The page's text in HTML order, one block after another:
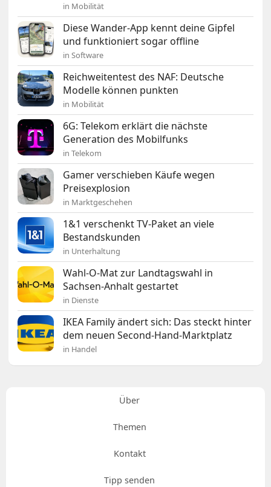
in Mobilität
Diese Wander-App kennt deine Gipfel
und funktioniert sogar offline
in Software
Reichweitentest des NAF: Deutsche
Modelle können punkten
in Mobilität
6G: Telekom erklärt die nächste
Generation des Mobilfunks
in Telekom
Gamer verschieben Käufe wegen
Preisexplosion
in Marktgeschehen
1&1 verschenkt TV-Paket an viele
Bestandskunden
in Unterhaltung
Wahl-O-Mat zur Landtagswahl in
Sachsen-Anhalt gestartet
in Dienste
IKEA Family ändert sich: Das steckt hinter
dem neuen Second-Hand-Marktplatz
in Handel
Über
Themen
Kontakt
Tipp senden